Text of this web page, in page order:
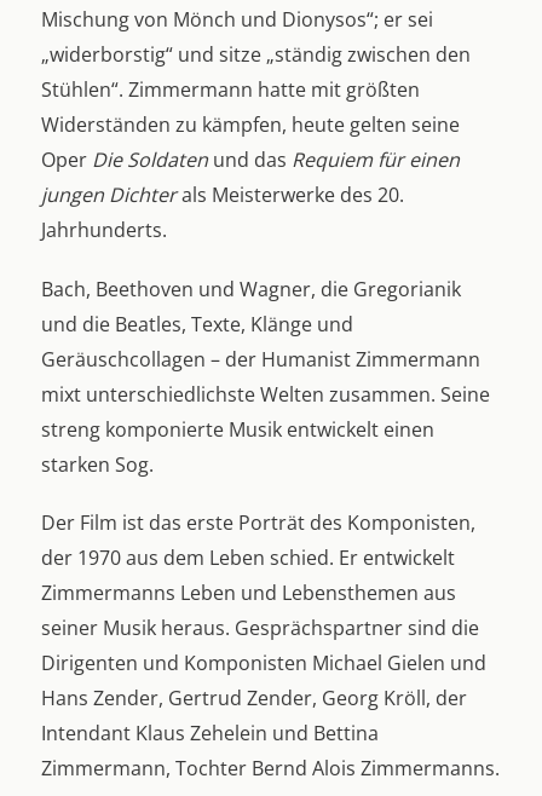
Mischung von Mönch und Dionysos“; er sei
„widerborstig“ und sitze „ständig zwischen den
Stühlen“. Zimmermann hatte mit größten
Widerständen zu kämpfen, heute gelten seine
Oper Die Soldaten und das Requiem für einen
jungen Dichterals Meisterwerke des 20.
Jahrhunderts.
Bach, Beethoven und Wagner, die Gregorianik
und die Beatles, Texte, Klänge und
Geräuschcollagen – der Humanist Zimmermann
mixt unterschiedlichste Welten zusammen. Seine
streng komponierte Musik entwickelt einen
starken Sog.
Der Film ist das erste Porträt des Komponisten,
der 1970 aus dem Leben schied. Er entwickelt
Zimmermanns Leben und Lebensthemen aus
seiner Musik heraus. Gesprächspartner sind die
Dirigenten und Komponisten Michael Gielen und
Hans Zender, Gertrud Zender, Georg Kröll, der
Intendant Klaus Zehelein und Bettina
Zimmermann, Tochter Bernd Alois Zimmermanns.